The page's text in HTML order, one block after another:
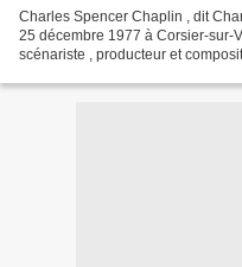
Charles Spencer Chaplin , dit
25 décembre 1977 à Corsier-sur-
scénariste , producteur et